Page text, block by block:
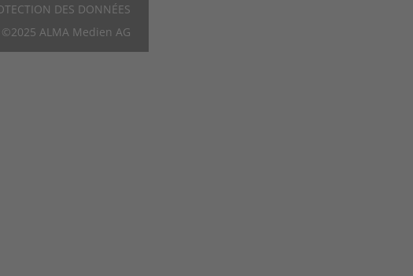
FR
DES DONNÉES
©2025 ALMA Medien AG